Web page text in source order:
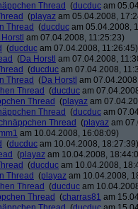
Thread (ducduc am
(playaz am 05.04.2008,
Thread (ducduc am 05.04.2008,
am 07.04.2008, 11:25:23)
(ducduc am 07.04.2008, 11:26:45)
(Da Horstl am 07.04.2008,
(ducduc am 07.04.2008,
Thread (Da Horstl am
Thread (ducduc am
Thread (playaz am
Thread (ducduc am
Thread (playaz am
am 10.04.2008, 16:08:09)
(ducduc am 10.04.2008, 18:27:39)
(playaz am 10.04.2008,
(ducduc am 10.04.2008,
Thread (playaz am 10.04.2008,
Thread (ducduc am
Thread (charras81 am